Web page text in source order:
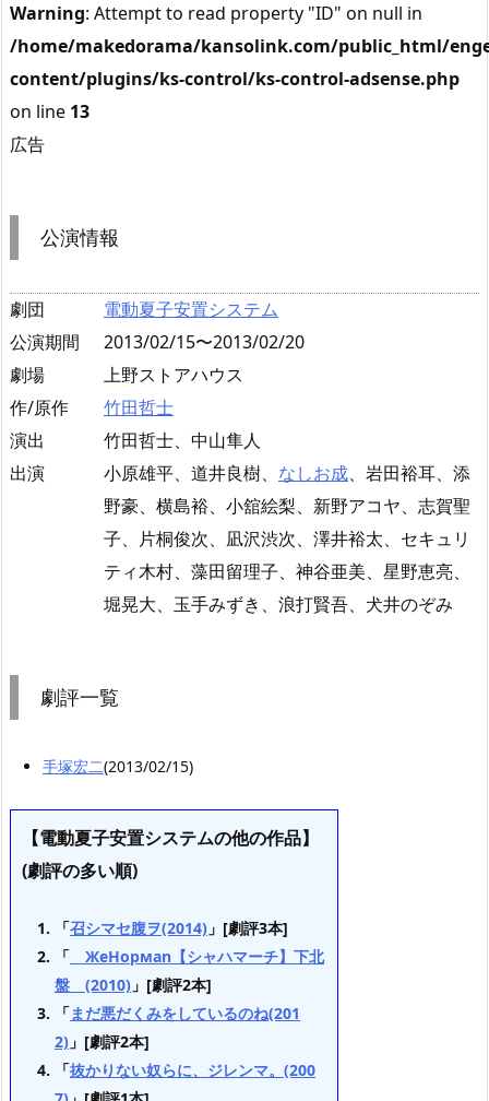
Warning: Attempt to read property "ID" on null in
/home/makedorama/kansolink.com/public_html/
content/plugins/ks-control/ks-control-adsense.php
on line 13
広告
公演情報
劇団
電動夏子安置システム
公演期間
2013/02/15〜2013/02/20
劇場
上野ストアハウス
作/原作
竹田哲士
演出
竹田哲士、中山隼人
出演
小原雄平、道井良樹、 なしお成、岩田裕耳、添
野豪、横島裕、小舘絵梨、新野アコヤ、志賀聖
子、片桐俊次、凪沢渋次、澤井裕太、セキュリ
ティ木村、藻田留理子、神谷亜美、星野恵亮、
堀晃大、玉手みずき、浪打賢吾、犬井のぞみ
劇評一覧
手塚宏二(2013/02/15)
【電動夏子安置システムの他の作品】
(劇評の多い順)
「召シマセ腹ヲ(2014) 」[劇評3本]
「 ЖeHopмan【シャハマーチ】下北
盤 (2010) 」[劇評2本]
「まだ悪だくみをしているのね(201
2) 」[劇評2本]
「抜かりない奴らに、ジレンマ。(200